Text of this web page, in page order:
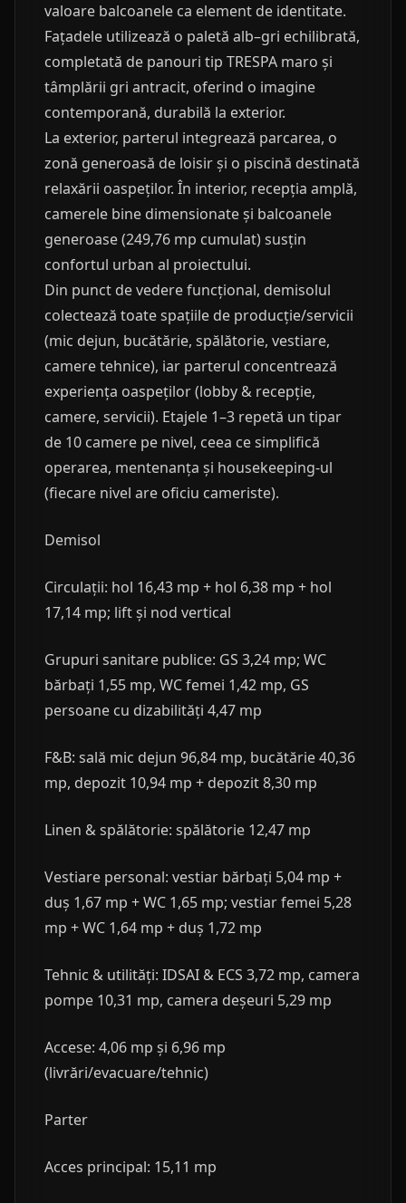
valoare balcoanele ca element de identitate.
Fațadele utilizează o paletă alb–gri echilibrată,
completată de panouri tip TRESPA maro și
tâmplării gri antracit, oferind o imagine
contemporană, durabilă la exterior.
La exterior, parterul integrează parcarea, o
zonă generoasă de loisir și o piscină destinată
relaxării oaspeților. În interior, recepția amplă,
camerele bine dimensionate și balcoanele
generoase (249,76 mp cumulat) susțin
confortul urban al proiectului.
Din punct de vedere funcțional, demisolul
colectează toate spațiile de producție/servicii
(mic dejun, bucătărie, spălătorie, vestiare,
camere tehnice), iar parterul concentrează
experiența oaspeților (lobby & recepție,
camere, servicii). Etajele 1–3 repetă un tipar
de 10 camere pe nivel, ceea ce simplifică
operarea, mentenanța și housekeeping-ul
(fiecare nivel are oficiu cameriste).
Demisol
Circulații: hol 16,43 mp + hol 6,38 mp + hol
17,14 mp; lift și nod vertical
Grupuri sanitare publice: GS 3,24 mp; WC
bărbați 1,55 mp, WC femei 1,42 mp, GS
persoane cu dizabilități 4,47 mp
F&B: sală mic dejun 96,84 mp, bucătărie 40,36
mp, depozit 10,94 mp + depozit 8,30 mp
Linen & spălătorie: spălătorie 12,47 mp
Vestiare personal: vestiar bărbați 5,04 mp +
duș 1,67 mp + WC 1,65 mp; vestiar femei 5,28
mp + WC 1,64 mp + duș 1,72 mp
Tehnic & utilități: IDSAI & ECS 3,72 mp, camera
pompe 10,31 mp, camera deșeuri 5,29 mp
Accese: 4,06 mp și 6,96 mp
(livrări/evacuare/tehnic)
Parter
Acces principal: 15,11 mp